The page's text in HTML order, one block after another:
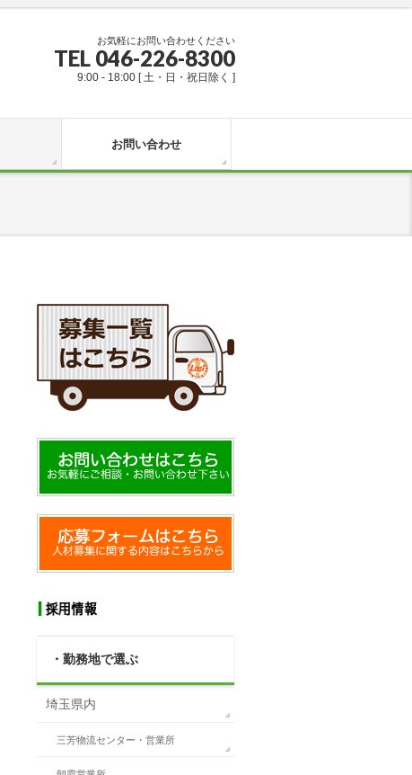
お気軽にお問い合わせください
TEL 046-226-8300
9:00 - 18:00 [ 土・日・祝日除く ]
お問い合わせ
・勤務地で選ぶ
埼玉県内
三芳物流センター・営業所